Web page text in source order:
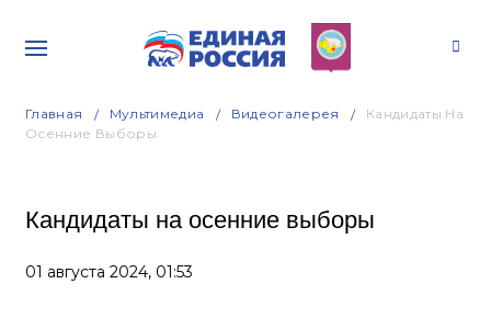
Главная Мультимедиа Видеогалерея
Кандидаты На
Осенние Выборы
Кандидаты на осенние выборы
01 августа 2024, 01:53